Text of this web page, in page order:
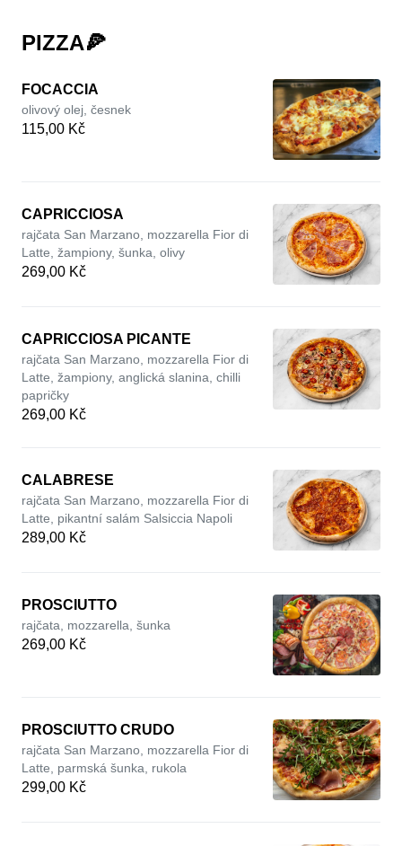
PIZZA🍕
FOCACCIA
olivový olej, česnek
115,00 Kč
CAPRICCIOSA
rajčata San Marzano, mozzarella Fior di
Latte, žampiony, šunka, olivy
269,00 Kč
CAPRICCIOSA PICANTE
rajčata San Marzano, mozzarella Fior di
Latte, žampiony, anglická slanina, chilli
papričky
269,00 Kč
CALABRESE
rajčata San Marzano, mozzarella Fior di
Latte, pikantní salám Salsiccia Napoli
289,00 Kč
PROSCIUTTO
rajčata, mozzarella, šunka
269,00 Kč
PROSCIUTTO CRUDO
rajčata San Marzano, mozzarella Fior di
Latte, parmská šunka, rukola
299,00 Kč